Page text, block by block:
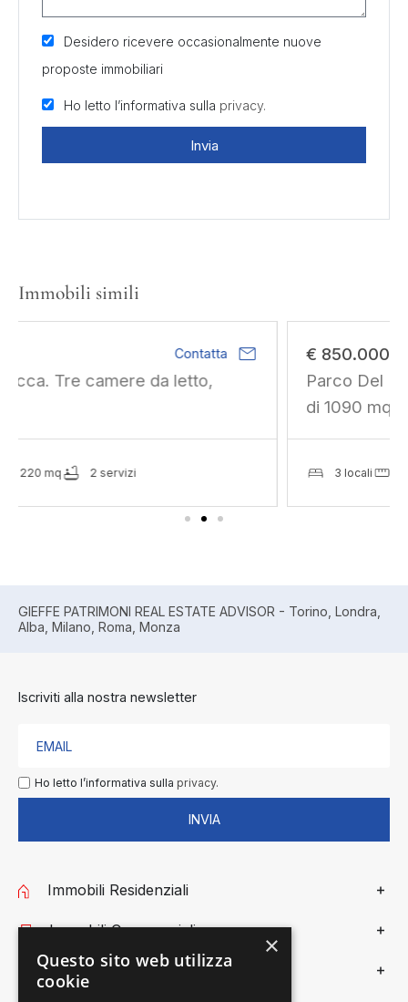
Desidero ricevere occasionalmente nuove
proposte immobiliari
Ho letto l’informativa sulla privacy.
Invia
Immobili simili
Contatta mail
Parco Del Meisino. Sviluppo residenziale
3 locali 1365 mq
GIEFFE PATRIMONI REAL ESTATE ADVISOR - Torino, Londra,
Alba, Milano, Roma, Monza
Iscriviti alla nostra newsletter
Ho letto l’informativa sulla privacy.
INVIA
Immobili Residenziali
Immobili Commerciali
Gieffe Patrimoni
×
Questo sito web utilizza
cookie